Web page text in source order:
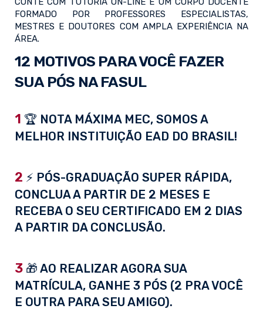
FORMADO POR PROFESSORES ESPECIALISTAS,
MESTRES E DOUTORES COM AMPLA EXPERIÊNCIA NA
ÁREA.
12 MOTIVOS PARA VOCÊ FAZER
SUA PÓS NA FASUL
1 🏆 NOTA MÁXIMA MEC, SOMOS A
MELHOR INSTITUIÇÃO EAD DO BRASIL!
2 ⚡ PÓS-GRADUAÇÃO SUPER RÁPIDA,
CONCLUA A PARTIR DE 2 MESES E
RECEBA O SEU CERTIFICADO EM 2 DIAS
A PARTIR DA CONCLUSÃO.
3 🎁 AO REALIZAR AGORA SUA
MATRÍCULA, GANHE 3 PÓS (2 PRA VOCÊ
E OUTRA PARA SEU AMIGO).